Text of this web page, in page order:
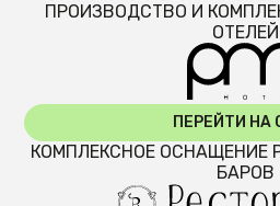
ПРОИЗВОДСТВО И
ОТЕЛЕЙ
ПЕРЕЙТИ НА
КОМПЛЕКСНОЕ ОСНАЩЕНИЕ
БАРОВ